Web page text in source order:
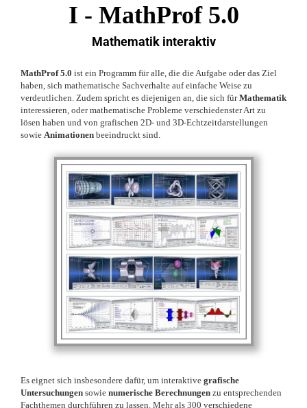
I - MathProf 5.0
Mathematik interaktiv
MathProf 5.0 ist ein Programm für alle, die die Aufgabe oder das Ziel
haben, sich mathematische Sachverhalte auf einfache Weise zu
verdeutlichen. Zudem spricht es diejenigen an, die sich fürMathematik
interessieren, oder mathematische Probleme verschiedenster Art zu
lösen haben und von grafischen 2D- und 3D-Echtzeitdarstellungen
sowie Animationen beeindruckt sind.
Es eignet sich insbesondere dafür, um interaktive grafische
Untersuchungen sowie numerische Berechnungen zu entsprechenden
Fachthemen durchführen zu lassen. Mehr als 300 verschiedene